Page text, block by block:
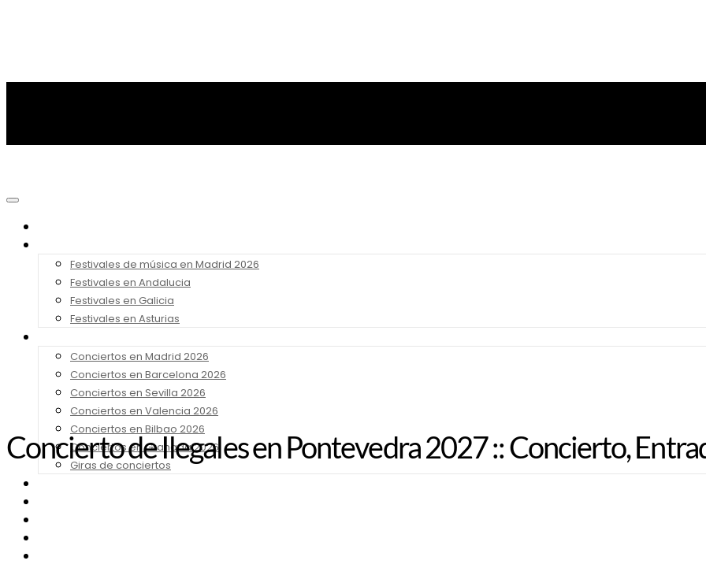
Festivales de música en Madrid 2026
Festivales en Andalucia
Festivales en Galicia
Festivales en Asturias
Conciertos en Madrid 2026
Conciertos en Barcelona 2026
Conciertos en Sevilla 2026
Conciertos en Valencia 2026
Conciertos en Bilbao 2026
Conciertos en Granada 2026
Giras de conciertos
Concierto de Ilegales en Pontevedra 2027 :: Concierto,